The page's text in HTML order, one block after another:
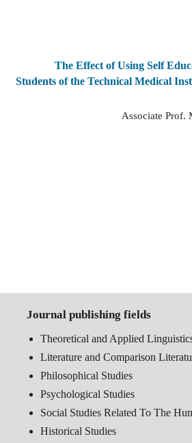
The Effect of Using Self
Students of the Technical Medical
Associate Prof.
Journal publishing fields
Theoretical and Applied
Literature and Comparison
Philosophical Studies
Psychological Studies
Social Studies Related To The
Historical Studies